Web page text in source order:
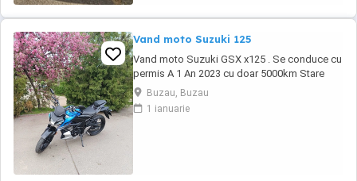
Vand moto Suzuki 125
Vand moto Suzuki GSX x125 . Se conduce cu
permis A 1 An 2023 cu doar 5000km Stare
impecabila , fara cazaturi ITP valabil pana in
noiembrie 2027 Revizii si schimb de ulei in
service autorizat
Buzau, Buzau
1 ianuarie